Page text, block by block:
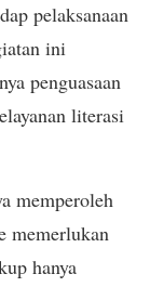
pelaksanaan
ini
penguasaan
literasi
memperoleh
memerlukan
hanya